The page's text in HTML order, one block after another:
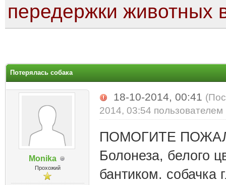
передержки животных
Потерялась собака
Monika
Прохожий
18-10-2014, 00:41
2014, 03:54 пользователем
ПОМОГИТЕ
Болонеза, белого
бантиком. собачка